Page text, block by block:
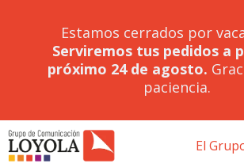
Estamos cerrados por
Serviremos tus pedidos a
próximo 24 de agosto.
paciencia.
El